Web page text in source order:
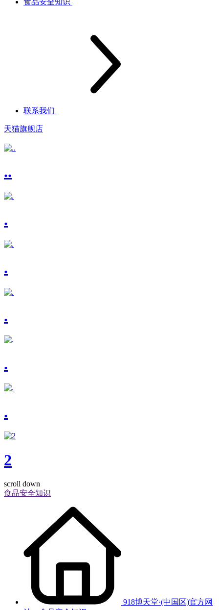
食品安全知识
联系我们
天猫旗舰店
..
.
.
.
.
.
2
scroll down
食品安全知识
918博天堂·(中国区)官方网